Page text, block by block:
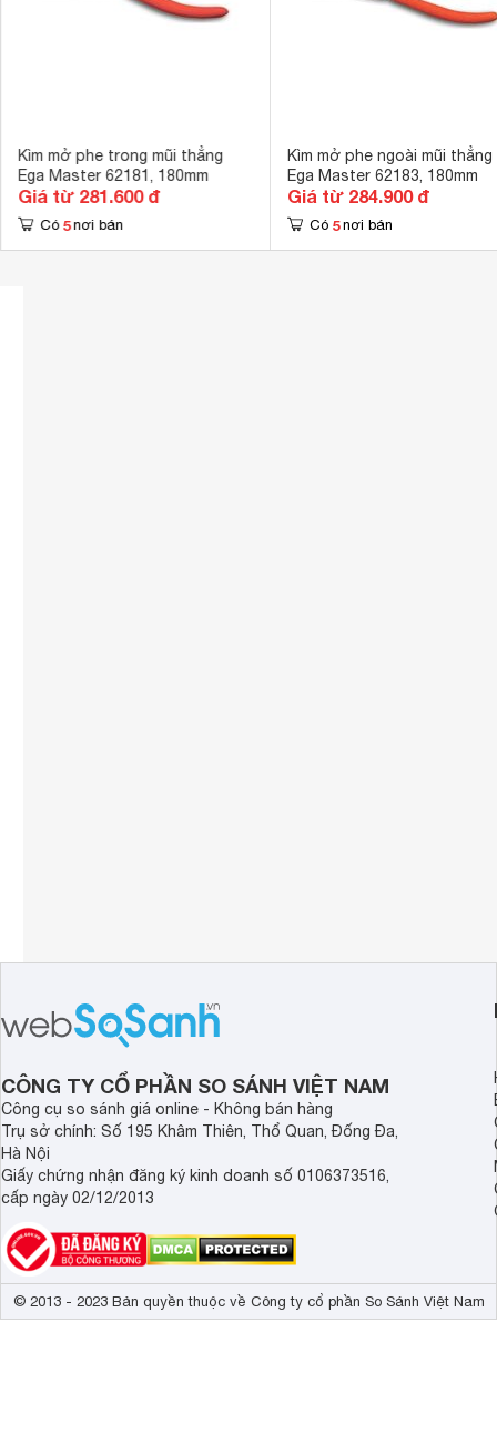
Kìm mở phe trong mũi thẳng
Ega Master 62181, 180mm
Giá từ 281.600 đ
Có 5 nơi bán
Kìm mở phe ngoài mũi thẳng
Ega Master 62183, 180mm
Giá từ 284.900 đ
Có 5 nơi bán
CÔNG TY CỔ PHẦN SO SÁNH VIỆT NAM
Công cụ so sánh giá online - Không bán hàng
Trụ sở chính: Số 195 Khâm Thiên, Thổ Quan, Đống Đa,
Hà Nội
Giấy chứng nhận đăng ký kinh doanh số 0106373516,
cấp ngày 02/12/2013
© 2013 - 2023 Bản quyền thuộc về Công ty cổ phần So Sánh Việt Nam